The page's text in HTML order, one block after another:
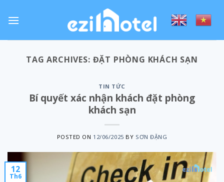
TAG ARCHIVES: ĐẶT PHÒNG KHÁCH SẠN
TIN TỨC
Bí quyết xác nhận khách đặt phòng
khách sạn
POSTED ON 12/06/2025 BY SƠN ĐẶNG
12
Th6